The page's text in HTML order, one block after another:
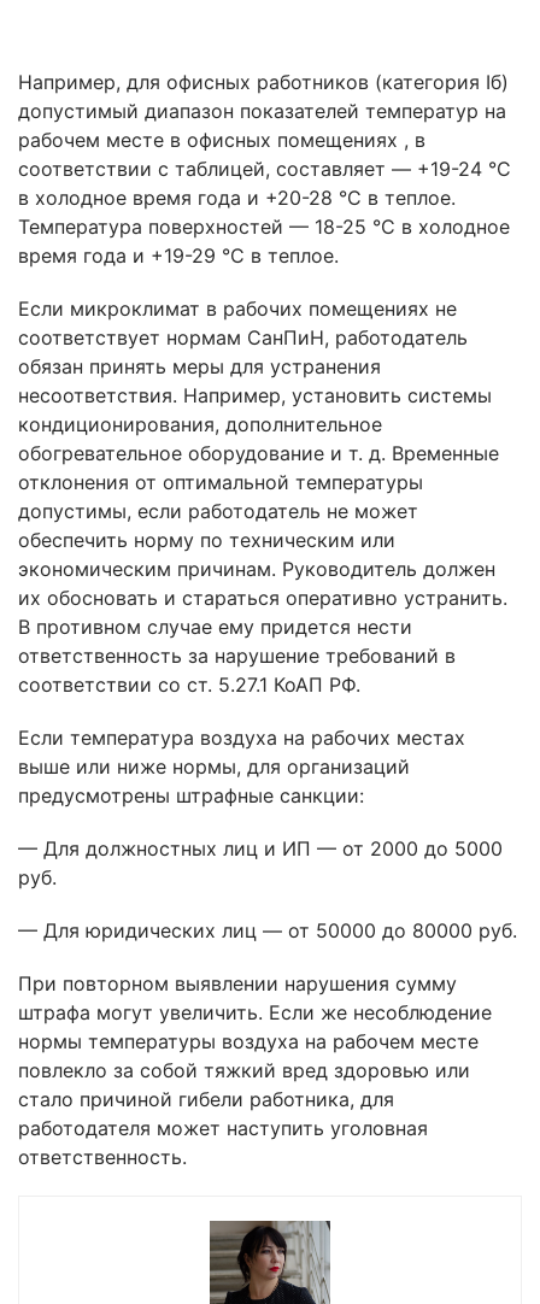
Например, для офисных работников (категория Iб)
допустимый диапазон показателей температур на
рабочем месте в офисных помещениях , в
соответствии с таблицей, составляет — +19-24 °C
в холодное время года и +20-28 °C в теплое.
Температура поверхностей — 18-25 °C в холодное
время года и +19-29 °C в теплое.
Если микроклимат в рабочих помещениях не
соответствует нормам СанПиН, работодатель
обязан принять меры для устранения
несоответствия. Например, установить системы
кондиционирования, дополнительное
обогревательное оборудование и т. д. Временные
отклонения от оптимальной температуры
допустимы, если работодатель не может
обеспечить норму по техническим или
экономическим причинам. Руководитель должен
их обосновать и стараться оперативно устранить.
В противном случае ему придется нести
ответственность за нарушение требований в
соответствии со ст. 5.27.1 КоАП РФ.
Если температура воздуха на рабочих местах
выше или ниже нормы, для организаций
предусмотрены штрафные санкции:
— Для должностных лиц и ИП — от 2000 до 5000
руб.
— Для юридических лиц — от 50000 до 80000 руб.
При повторном выявлении нарушения сумму
штрафа могут увеличить. Если же несоблюдение
нормы температуры воздуха на рабочем месте
повлекло за собой тяжкий вред здоровью или
стало причиной гибели работника, для
работодателя может наступить уголовная
ответственность.